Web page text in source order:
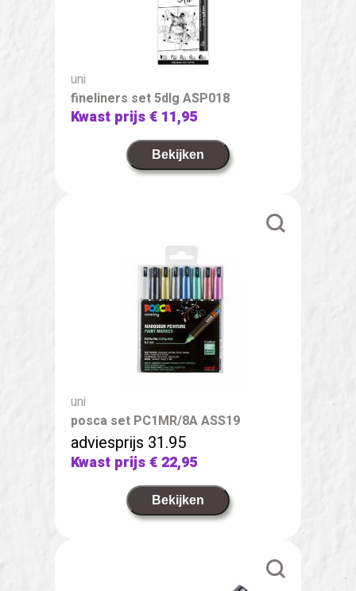
uni
fineliners set 5dlg ASP018
Kwast prijs€ 11,95
Bekijken
uni
posca set PC1MR/8A ASS19
adviesprijs 31.95
Kwast prijs€ 22,95
Bekijken